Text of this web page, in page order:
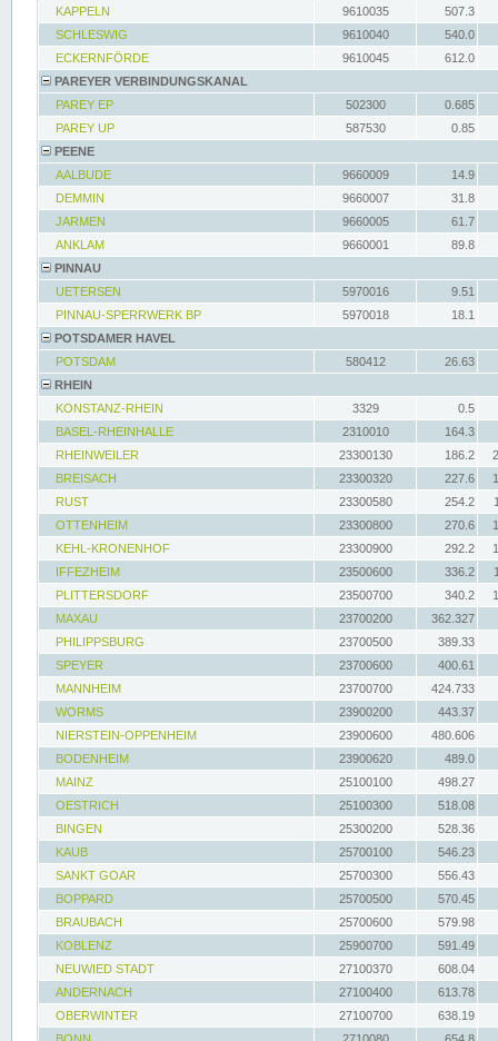
KAPPELN
9610035
507.3
SCHLESWIG
9610040
540.0
ECKERNFÖRDE
9610045
612.0
PAREYER VERBINDUNGSKANAL
PAREY EP
502300
0.685
PAREY UP
587530
0.85
PEENE
AALBUDE
9660009
14.9
DEMMIN
9660007
31.8
JARMEN
9660005
61.7
ANKLAM
9660001
89.8
PINNAU
UETERSEN
5970016
9.51
PINNAU-SPERRWERK BP
5970018
18.1
POTSDAMER HAVEL
POTSDAM
580412
26.63
RHEIN
KONSTANZ-RHEIN
3329
0.5
BASEL-RHEINHALLE
2310010
164.3
RHEINWEILER
23300130 186.2
BREISACH
23300320 227.6
RUST
23300580 254.2
OTTENHEIM
23300800 270.6
KEHL-KRONENHOF
23300900 292.2
IFFEZHEIM
23500600 336.2
PLITTERSDORF
23500700 340.2
MAXAU
23700200
362.327
PHILIPPSBURG
23700500
389.33
SPEYER
23700600
400.61
MANNHEIM
23700700
424.733
WORMS
23900200
443.37
NIERSTEIN-OPPENHEIM
23900600
480.606
BODENHEIM
23900620
489.0
MAINZ
25100100
498.27
OESTRICH
25100300
518.08
BINGEN
25300200
528.36
KAUB
25700100
546.23
SANKT GOAR
25700300
556.43
BOPPARD
25700500
570.45
BRAUBACH
25700600
579.98
KOBLENZ
25900700
591.49
NEUWIED STADT
27100370
608.04
ANDERNACH
27100400
613.78
OBERWINTER
27100700
638.19